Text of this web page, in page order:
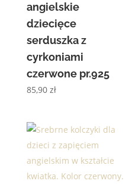
angielskie
dziecięce
serduszka z
cyrkoniami
czerwone pr.925
85,90 zł